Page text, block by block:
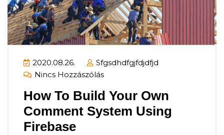
2020.08.26.
Sfgsdhdfgjfdjdfjd
Nincs Hozzászólás
How To Build Your Own
Comment System Using
Firebase